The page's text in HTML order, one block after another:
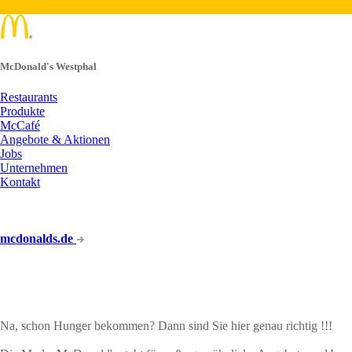
McDonald's Westphal
Restaurants
Produkte
McCafé
Angebote & Aktionen
Jobs
Unternehmen
Kontakt
mcdonalds.de
Na, schon Hunger bekommen? Dann sind Sie hier genau richtig !!!